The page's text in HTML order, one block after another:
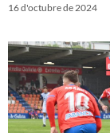
16 d'octubre de 2024